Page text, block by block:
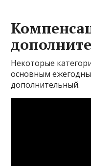
Некоторые
основным
дополнительный.